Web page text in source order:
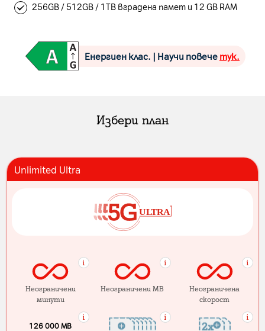
256GB / 512GB / 1TB вградена памет и 12 GB RAM
Енергиен клас. | Научи повече тук.
Избери план
Unlimited Ultra
Неограничени
минути
Неограничени MB
Неограничена
скорост
126 000 MB